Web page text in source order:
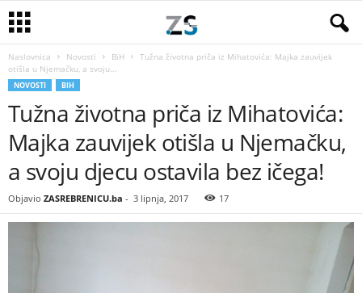
Naslovnica Novosti BiH
Tužna životna priča iz Mihatovića: Majka zauvijek
otišla u Njemačku, a svoju...
NOVOSTI BIH
Tužna životna priča iz Mihatovića:
Majka zauvijek otišla u Njemačku,
a svoju djecu ostavila bez ičega!
Objavio ZASREBRENICU.ba - 3 lipnja, 2017 17